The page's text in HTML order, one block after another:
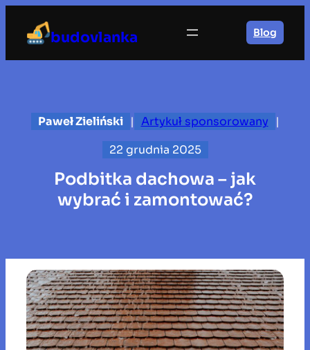
treści
budovlanka Blog
Paweł Zieliński | Artykuł sponsorowany
|
22 grudnia 2025
Podbitka dachowa – jak
wybrać i zamontować?